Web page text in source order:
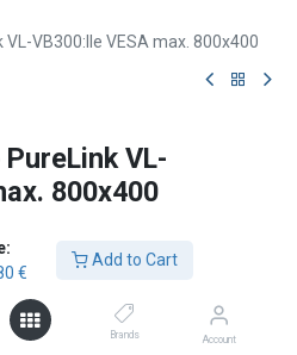
€
Add to Cart
Brands Account
VB300:lle VESA max. 800x400
VL-
800x400
VL-VB300 -videobaarille
alareunaan asennettavaksi